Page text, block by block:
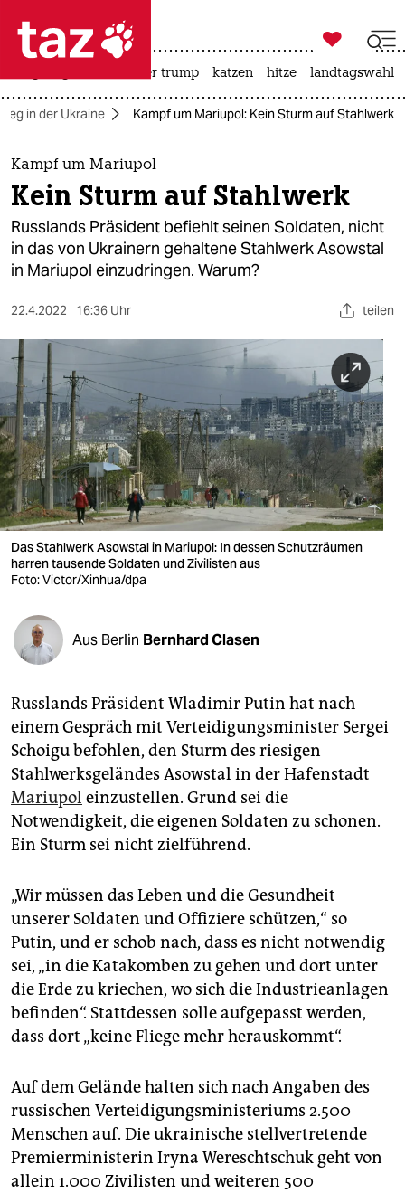
 taz zahl ich
taz zahl ich
themen
politik
öko
gesellschaft
sport
berlin
nord
wahrheit
verlag
verlag
shop
fragen & hilfe
unterstützen
abo
genossenschaft
epaper login

taz zahl ich
usa unter trump katzen hitze landtagswahl
in der Ukraine Kampf um Mariupol: Kein Sturm auf Stahlwerk
Kampf um Mariupol
Kein Sturm auf Stahlwerk
Russlands Präsident befiehlt seinen Soldaten, nicht
in das von Ukrainern gehaltene Stahlwerk Asowstal
in Mariupol einzudringen. Warum?
22.4.2022 16:36 Uhr teilen
Das Stahlwerk Asowstal in Mariupol: In dessen Schutzräumen
harren tausende Soldaten und Zivilisten aus
Foto: Victor/Xinhua/dpa
Aus Berlin Bernhard Clasen
Russlands Präsident Wladimir Putin hat nach
einem Gespräch mit Verteidigungsminister Sergei
Schoigu befohlen, den Sturm des riesigen
Stahlwerksgeländes Asowstal in der Hafenstadt
Mariupol einzustellen. Grund sei die
Notwendigkeit, die eigenen Soldaten zu schonen.
Ein Sturm sei nicht zielführend.
„Wir müssen das Leben und die Gesundheit
unserer Soldaten und Offiziere schützen,“ so
Putin, und er schob nach, dass es nicht notwendig
sei, „in die Katakomben zu gehen und dort unter
die Erde zu kriechen, wo sich die Industrieanlagen
befinden“. Stattdessen solle aufgepasst werden,
dass dort „keine Fliege mehr herauskommt“.
Auf dem Gelände halten sich nach Angaben des
russischen Verteidigungsministeriums 2.500
Menschen auf. Die ukrainische stellvertretende
Premierministerin Iryna Wereschtschuk geht von
allein 1.000 Zivilisten und weiteren 500